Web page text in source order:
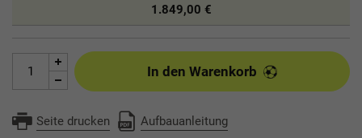
1.849,00 €
In den Warenkorb
Seite drucken Aufbauanleitung